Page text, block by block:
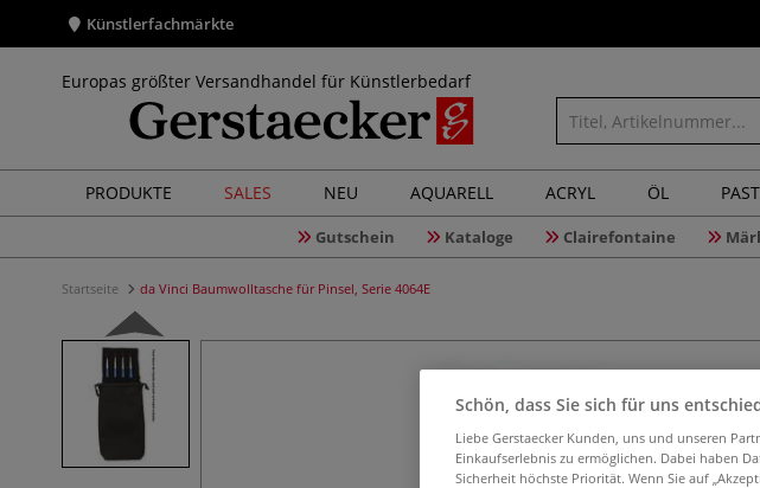
Künstlerfachmärkte
Europas größter Versandhandel für Künstlerbedarf
PRODUKTE SALES NEU AQUARELL ACRYL ÖL
Gutschein Kataloge Clairefontaine
Startseite da Vinci Baumwolltasche für Pinsel, Serie 4064E
Schön, dass Sie sich für uns
Liebe Gerstaecker Kunden, uns und unseren
Einkaufserlebnis zu ermöglichen. Dabei haben
Sicherheit höchste Priorität. Wenn Sie auf